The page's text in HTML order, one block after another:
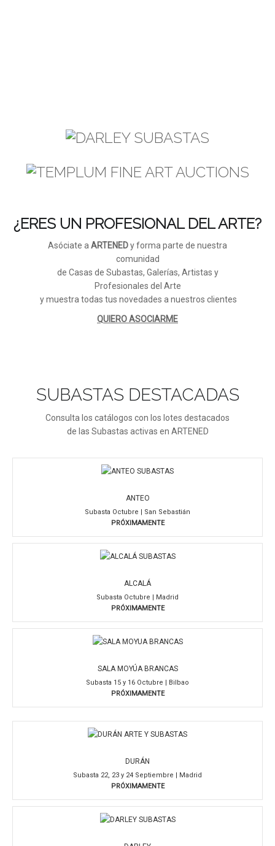
¿ERES UN PROFESIONAL DEL ARTE?
Asóciate a ARTENEDy forma parte de nuestra
comunidad
de Casas de Subastas, Galerías, Artistas y
Profesionales del Arte
y muestra todas tus novedades a nuestros clientes
QUIERO ASOCIARME
SUBASTAS DESTACADAS
Consulta los catálogos con los lotes destacados
de las Subastas activas en ARTENED
ANTEO
Subasta Octubre | San Sebastián
PRÓXIMAMENTE
ALCALÁ
Subasta Octubre | Madrid
PRÓXIMAMENTE
SALA MOYÚA BRANCAS
Subasta 15 y 16 Octubre | Bilbao
PRÓXIMAMENTE
DURÁN
Subasta 22, 23 y 24 Septiembre | Madrid
PRÓXIMAMENTE